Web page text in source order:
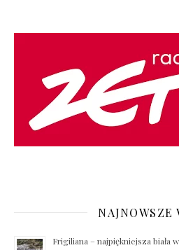
NAJNOWSZE
Frigiliana – najpiękniejsza biała